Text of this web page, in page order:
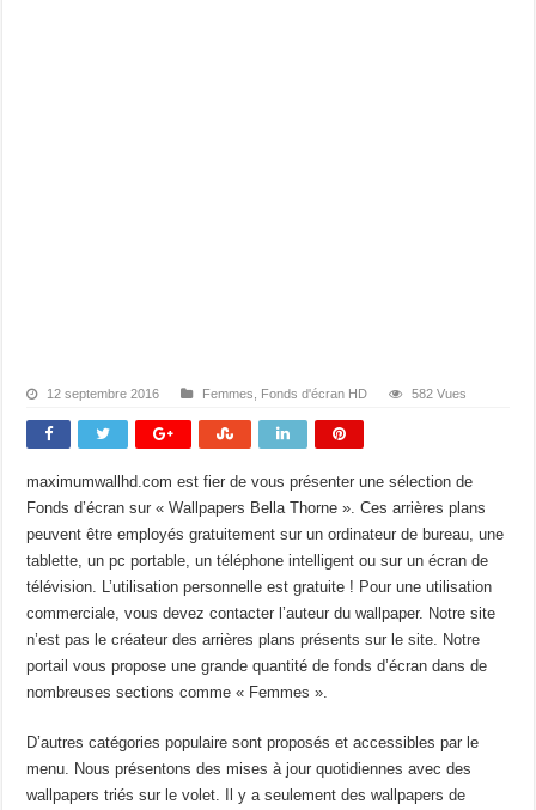
12 septembre 2016 Femmes Fonds d'écran HD 582 Vues
maximumwallhd.com est fier de vous présenter une sélection de
Fonds d’écran sur « Wallpapers Bella Thorne ». Ces arrières plans
peuvent être employés gratuitement sur un ordinateur de bureau, une
tablette, un pc portable, un téléphone intelligent ou sur un écran de
télévision. L’utilisation personnelle est gratuite ! Pour une utilisation
commerciale, vous devez contacter l’auteur du wallpaper. Notre site
n’est pas le créateur des arrières plans présents sur le site. Notre
portail vous propose une grande quantité de fonds d’écran dans de
nombreuses sections comme « Femmes ».
D’autres catégories populaire sont proposés et accessibles par le
menu. Nous présentons des mises à jour quotidiennes avec des
wallpapers triés sur le volet. Il y a seulement des wallpapers de